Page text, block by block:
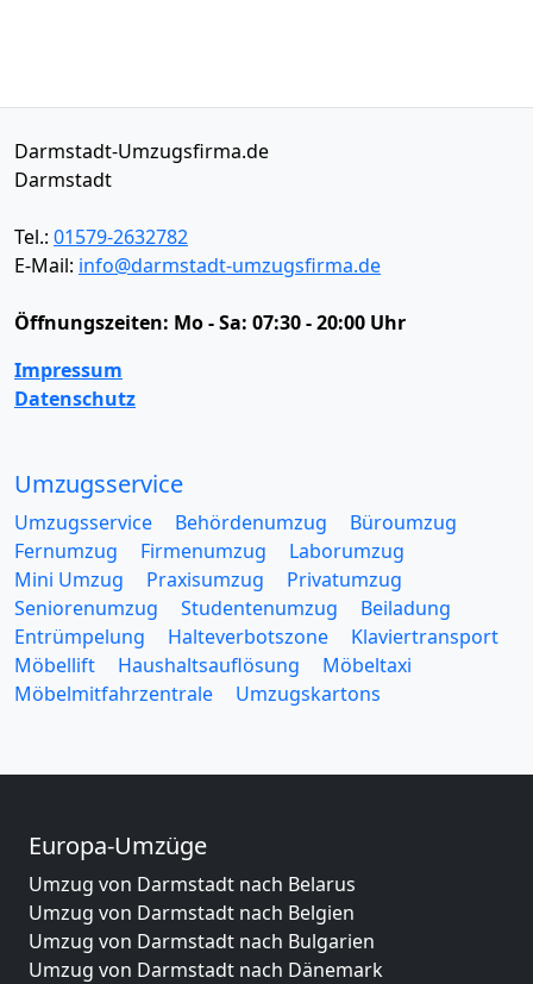
Darmstadt-Umzugsfirma.de
Darmstadt
Tel.: 01579-2632782
E-Mail: info@darmstadt-umzugsfirma.de
Öffnungszeiten: Mo - Sa: 07:30 - 20:00 Uhr
Impressum
Datenschutz
Umzugsservice
Umzugsservice Behördenumzug
Büroumzug
Fernumzug
Firmenumzug
Laborumzug
Mini Umzug
Praxisumzug
Privatumzug
Seniorenumzug
Studentenumzug
Beiladung
Entrümpelung
Halteverbotszone
Klaviertransport
Möbellift
Haushaltsauflösung
Möbeltaxi
Möbelmitfahrzentrale
Umzugskartons
Europa-Umzüge
Umzug von Darmstadt nach Belarus
Umzug von Darmstadt nach Belgien
Umzug von Darmstadt nach Bulgarien
Umzug von Darmstadt nach Dänemark